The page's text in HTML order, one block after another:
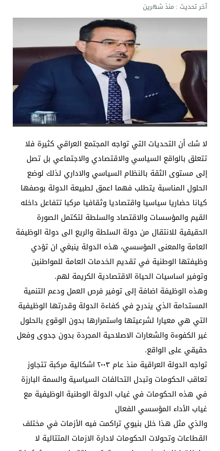
آخر تحديث :منذ شهرين
لا شك أن التحديات التي تواجه المجتمع العراقي كثيرة فلا
تتعلق بالواقع السياسي والاقتصادي والاجتماعي بل تصل
إلى مستوى الثقة بالنظام السياسي والاداري لذلك لوضع
الحلول المناسبة يتطلب فهما اعمق لطبيعة الدولة بوصفها
كيانا حضاريا سياسيا واقتصاديا وثقافيا مركبا تتفاعل داخله
القيم والمؤسسات والاقتصاد والسلطة لتكتمل الصورة
الحقيقية للانتقال من دولة السلطة والريع الى دولة الوظيفة
العامة والمعنى المؤسسي، هذه الدولة ينبغي ان تؤدي
وظيفتها الوطنية في تقديم الخدمات العامة للمواطنين
وتوفير اساسيات الحياة الاقتصادية الكريمة لهم.
وهذه الوظيفة اضافة إلى توفير فرص العمل ودعم التنمية
المستدامة الذي يندرج في كفاءة الدولة وقدرتها الوظيفية
التي هي معيارا لشرعيتها واستمرارها بدون الوقوع بالحلول
غير الكفوءة والشعارات الاصلاحية المجردة بدون جدوى وفعل
حقيقي على الواقع.
تواجه الدولة العراقية منذ عام ٢٠٠٣ اشكالية مركبة تتجاوز
تعاقب الحكومات وتبدل التحالفات السياسية والسمة البارزة
في هذه الحكومات في غياب الدولة الوطنية الوظيفية مع
غياب الأداء المؤسسي الفعال
والذي مثل هذا خلل بنيوي تراكمت فيه الأزمات في مختلف
القطاعات وتحولات الحكومات لادارة الازمات المتتالية لا